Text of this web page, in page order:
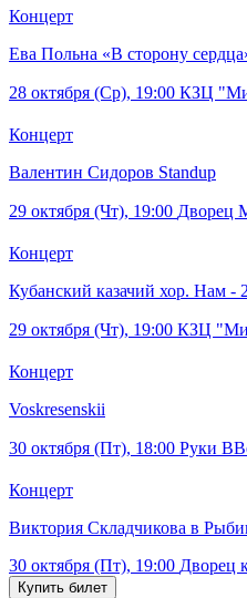
Концерт
Ева Польна «В сторону
28 октября (Ср), 19:00 КЗЦ
Концерт
Валентин Сидоров Standup
29 октября (Чт), 19:00 Дворец
Концерт
Кубанский казачий хор. Нам -
29 октября (Чт), 19:00 КЗЦ
Концерт
Voskresenskii
30 октября (Пт), 18:00 Руки
Концерт
Виктория Складчикова в
30 октября (Пт), 19:00 Дворец